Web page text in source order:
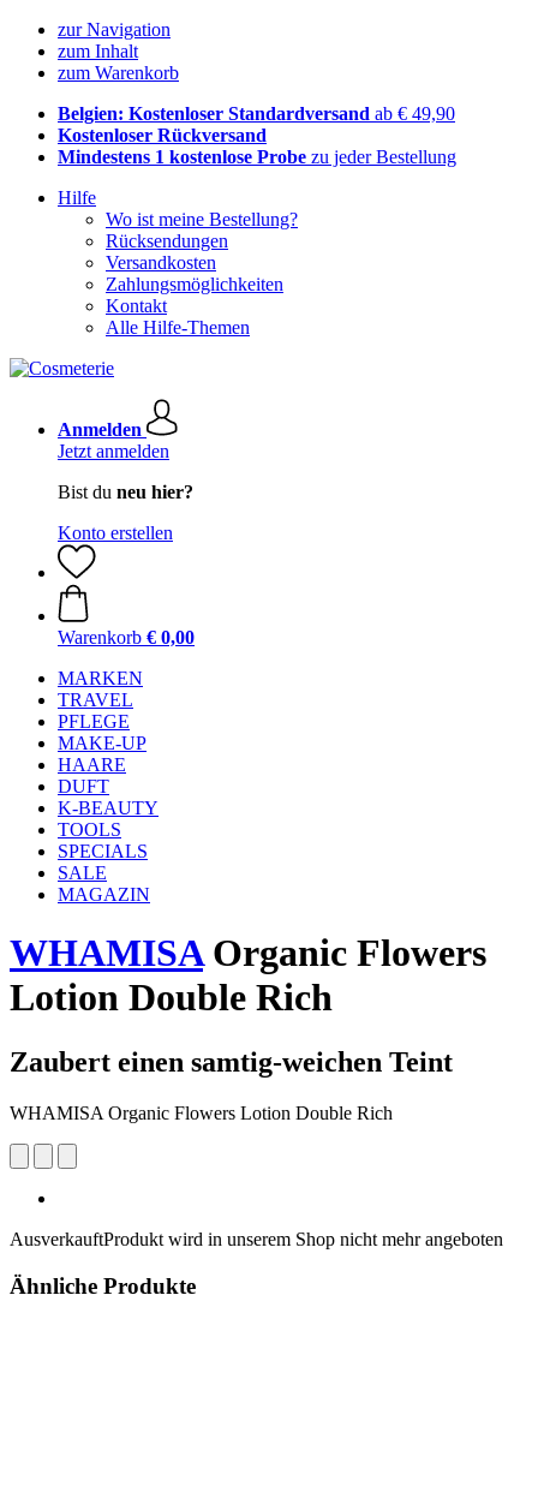
zur Navigation
zum Inhalt
zum Warenkorb
Belgien: Kostenloser Standardversand ab € 49,90
Kostenloser Rückversand
Mindestens 1 kostenlose Probe zu jeder Bestellung
Hilfe
Wo ist meine Bestellung?
Rücksendungen
Versandkosten
Zahlungsmöglichkeiten
Kontakt
Alle Hilfe-Themen
Anmelden
Jetzt anmelden
Bist du neu hier?
Konto erstellen
Warenkorb € 0,00
MARKEN
TRAVEL
PFLEGE
MAKE-UP
HAARE
DUFT
K-BEAUTY
TOOLS
SPECIALS
SALE
MAGAZIN
WHAMISAOrganic Flowers
Lotion Double Rich
Zaubert einen samtig-weichen Teint
WHAMISA Organic Flowers Lotion Double Rich
AusverkauftProdukt wird in unserem Shop nicht mehr angeboten
Ähnliche Produkte